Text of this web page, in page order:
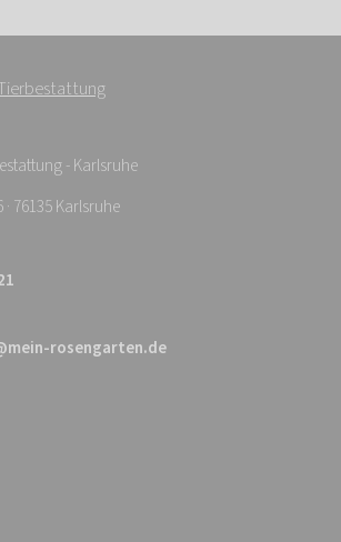
- Karlsruhe
76135 Karlsruhe
rosengarten.de